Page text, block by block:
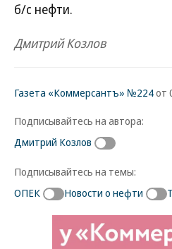
б/с нефти.
Дмитрий Козлов
Газета «Коммерсантъ» №224от
Подписывайтесь на автора:
Дмитрий Козлов
Подписывайтесь на темы:
ОПЕК
Новости о нефти